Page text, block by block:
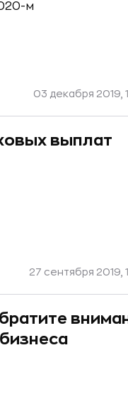
м
03 декабря 2019,
выплат
27 сентября 2019,